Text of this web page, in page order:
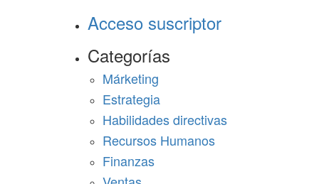
Acceso suscriptor
Categorías
Márketing
Estrategia
Habilidades directivas
Recursos Humanos
Finanzas